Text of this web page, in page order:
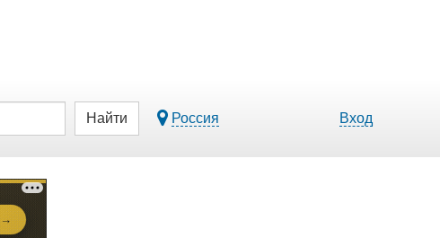
Найти Россия Вход